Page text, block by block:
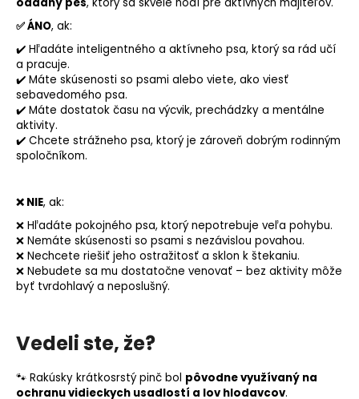
✅ ÁNO, ak:
✔️ Hľadáte inteligentného a aktívneho psa, ktorý sa rád učí
a pracuje.
✔️ Máte skúsenosti so psami alebo viete, ako viesť
sebavedomého psa.
✔️ Máte dostatok času na výcvik, prechádzky a mentálne
aktivity.
✔️ Chcete strážneho psa, ktorý je zároveň dobrým rodinným
spoločníkom.
❌ NIE, ak:
❌ Hľadáte pokojného psa, ktorý nepotrebuje veľa pohybu.
❌ Nemáte skúsenosti so psami s nezávislou povahou.
❌ Nechcete riešiť jeho ostražitosť a sklon k štekaniu.
❌ Nebudete sa mu dostatočne venovať – bez aktivity môže
byť tvrdohlavý a neposlušný.
Vedeli ste, že?
🐾 Rakúsky krátkosrstý pinč bol pôvodne využívaný na
ochranu vidieckych usadlostí a lov hlodavcov.